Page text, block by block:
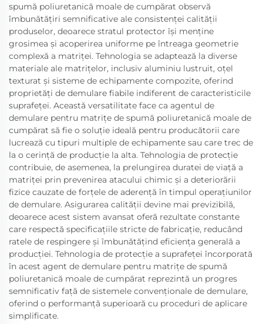
spumă poliuretanică moale de cumpărat observă
îmbunătățiri semnificative ale consistenței calității
produselor, deoarece stratul protector își menține
grosimea și acoperirea uniforme pe întreaga geometrie
complexă a matriței. Tehnologia se adaptează la diverse
materiale ale matrițelor, inclusiv aluminiu lustruit, oțel
texturat și sisteme de echipamente compozite, oferind
proprietăți de demulare fiabile indiferent de caracteristicile
suprafeței. Această versatilitate face ca agentul de
demulare pentru matrițe de spumă poliuretanică moale de
cumpărat să fie o soluție ideală pentru producătorii care
lucrează cu tipuri multiple de echipamente sau care trec de
la o cerință de producție la alta. Tehnologia de protecție
contribuie, de asemenea, la prelungirea duratei de viață a
matriței prin prevenirea atacului chimic și a deteriorării
fizice cauzate de forțele de aderență în timpul operațiunilor
de demulare. Asigurarea calității devine mai previzibilă,
deoarece acest sistem avansat oferă rezultate constante
care respectă specificațiile stricte de fabricație, reducând
ratele de respingere și îmbunătățind eficiența generală a
producției. Tehnologia de protecție a suprafeței încorporată
în acest agent de demulare pentru matrițe de spumă
poliuretanică moale de cumpărat reprezintă un progres
semnificativ față de sistemele convenționale de demulare,
oferind o performanță superioară cu proceduri de aplicare
simplificate.